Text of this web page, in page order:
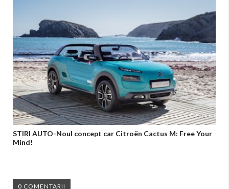
STIRI AUTO-Noul concept car Citroën Cactus M: Free Your
Mind!
0 COMENTARII